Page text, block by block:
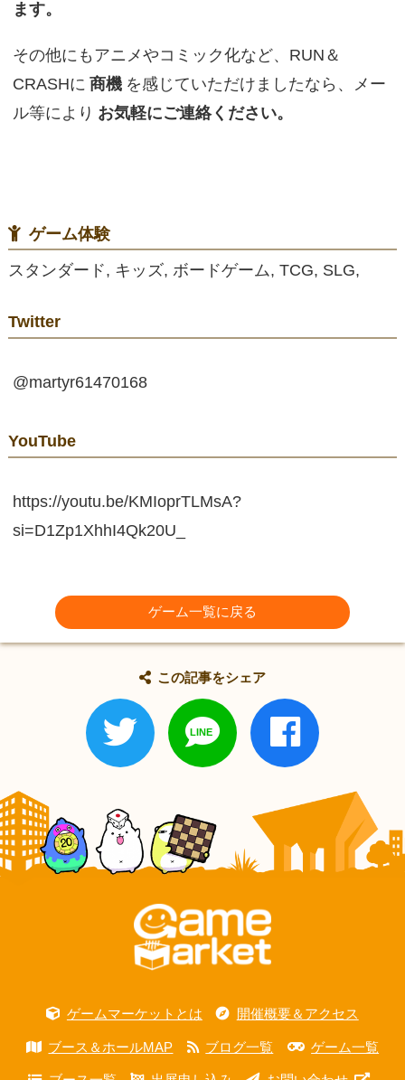
ます。
その他にもアニメやコミック化など、RUN＆
CRASHに 商機 を感じていただけましたなら、メー
ル等により お気軽にご連絡ください。
ゲーム体験
スタンダード, キッズ, ボードゲーム, TCG, SLG,
Twitter
@martyr61470168
YouTube
https://youtu.be/KMIoprTLMsA?
si=D1Zp1XhhI4Qk20U_
ゲーム一覧に戻る
この記事をシェア
ゲームマーケットとは 開催概要＆アクセス
ブース＆ホールMAP ブログ一覧 ゲーム一覧